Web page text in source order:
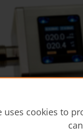
uses cookies to